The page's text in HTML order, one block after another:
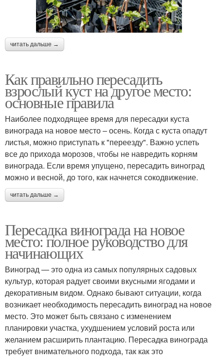
читать дальше →
Как правильно пересадить
взрослый куст на другое место:
основные правила
Наиболее подходящее время для пересадки куста
винограда на новое место – осень. Когда с куста опадут
листья, можно приступать к "переезду". Важно успеть
все до прихода морозов, чтобы не навредить корням
винограда. Если время упущено, пересадить виноград
можно и весной, до того, как начнется сокодвижение.
читать дальше →
Пересадка винограда на новое
место: полное руководство для
начинающих
Виноград — это одна из самых популярных садовых
культур, которая радует своими вкусными ягодами и
декоративным видом. Однако бывают ситуации, когда
возникает необходимость пересадить виноград на новое
место. Это может быть связано с изменением
планировки участка, ухудшением условий роста или
желанием расширить плантацию. Пересадка винограда
требует внимательного подхода, так как это